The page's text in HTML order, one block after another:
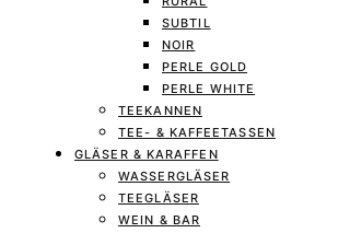
SUBTIL
NOIR
PERLE GOLD
PERLE WHITE
TEEKANNEN
TEE- & KAFFEETASSEN
GLÄSER & KARAFFEN
WASSERGLÄSER
TEEGLÄSER
WEIN & BAR